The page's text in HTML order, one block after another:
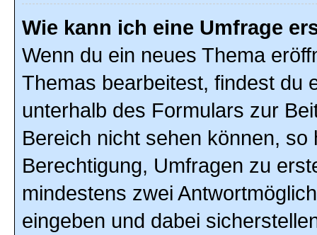
Wie kann ich eine Umfrage
Wenn du ein neues Thema
Themas bearbeitest, findest du
unterhalb des Formulars zur
Bereich nicht sehen können,
Berechtigung, Umfragen zu
mindestens zwei
eingeben und dabei